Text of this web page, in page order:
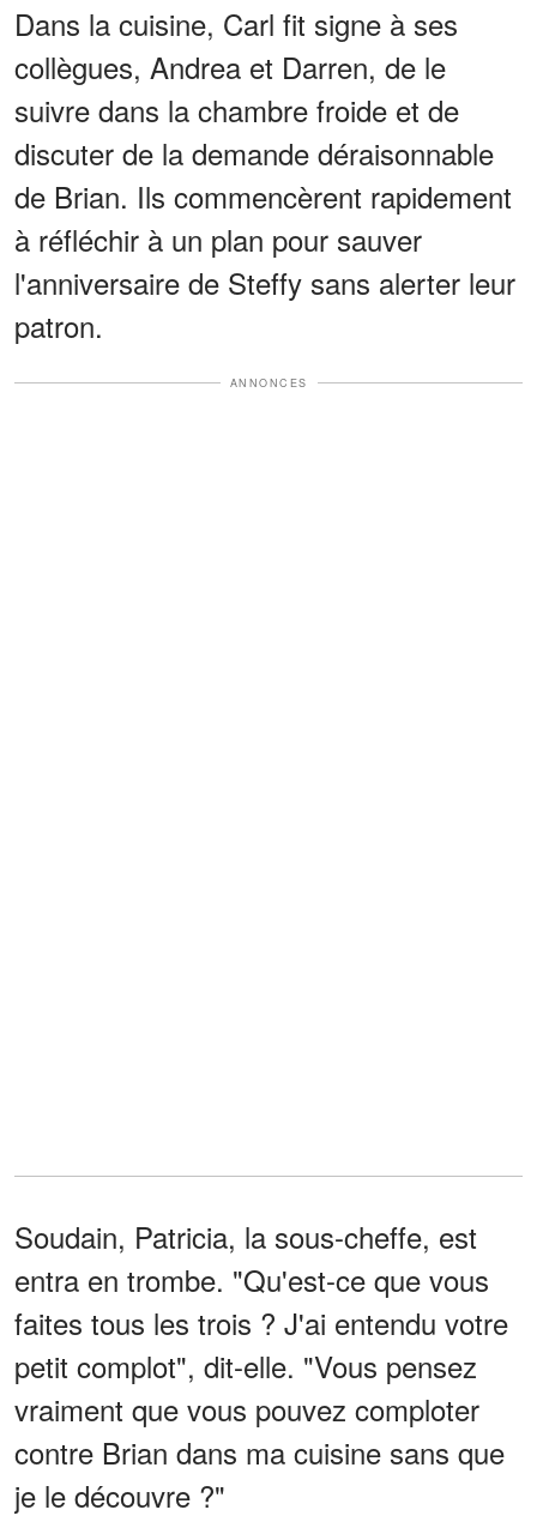
Dans la cuisine, Carl fit signe à ses
collègues, Andrea et Darren, de le
suivre dans la chambre froide et de
discuter de la demande déraisonnable
de Brian. Ils commencèrent rapidement
à réfléchir à un plan pour sauver
l'anniversaire de Steffy sans alerter leur
patron.
ANNONCES
Soudain, Patricia, la sous-cheffe, est
entra en trombe. "Qu'est-ce que vous
faites tous les trois ? J'ai entendu votre
petit complot", dit-elle. "Vous pensez
vraiment que vous pouvez comploter
contre Brian dans ma cuisine sans que
je le découvre ?"